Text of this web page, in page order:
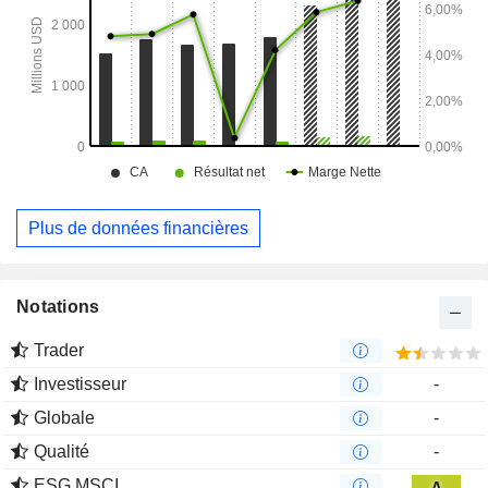
précision.
Plus de données financières
Notations
Trader
Investisseur
-
Globale
-
Qualité
-